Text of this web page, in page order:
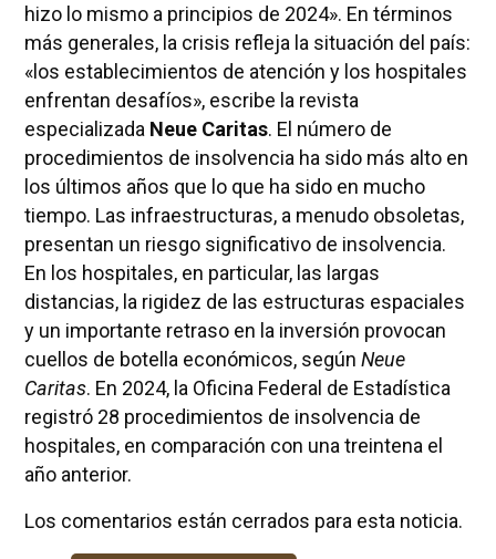
hizo lo mismo a principios de 2024». En términos
más generales, la crisis refleja la situación del país:
«los establecimientos de atención y los hospitales
enfrentan desafíos», escribe la revista
especializada Neue Caritas. El número de
procedimientos de insolvencia ha sido más alto en
los últimos años que lo que ha sido en mucho
tiempo. Las infraestructuras, a menudo obsoletas,
presentan un riesgo significativo de insolvencia.
En los hospitales, en particular, las largas
distancias, la rigidez de las estructuras espaciales
y un importante retraso en la inversión provocan
cuellos de botella económicos, según Neue
Caritas. En 2024, la Oficina Federal de Estadística
registró 28 procedimientos de insolvencia de
hospitales, en comparación con una treintena el
año anterior.
Los comentarios están cerrados para esta noticia.